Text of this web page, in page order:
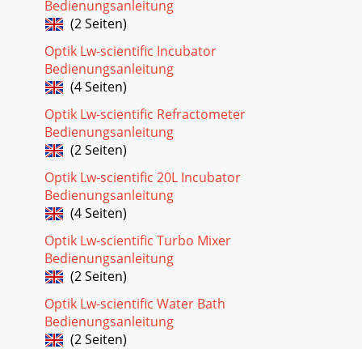
Bedienungsanleitung
(2 Seiten)
Optik Lw-scientific Incubator
Bedienungsanleitung
(4 Seiten)
Optik Lw-scientific Refractometer
Bedienungsanleitung
(2 Seiten)
Optik Lw-scientific 20L Incubator
Bedienungsanleitung
(4 Seiten)
Optik Lw-scientific Turbo Mixer
Bedienungsanleitung
(2 Seiten)
Optik Lw-scientific Water Bath
Bedienungsanleitung
(2 Seiten)